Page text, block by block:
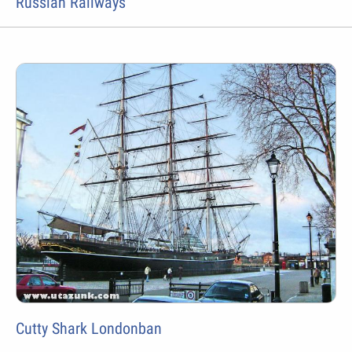
Cutty Shark Londonban